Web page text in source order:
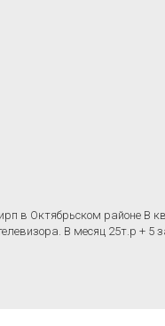
районе В квартире есть
В месяц 25т.р + 5